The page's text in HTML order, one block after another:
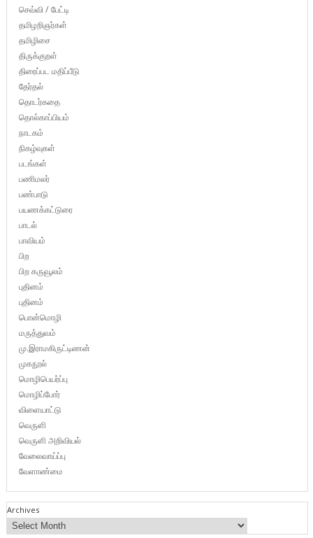
செவ்வி / பேட்டி
தமிழறிஞர்கள்
தமிழிசை
திருக்குறள்
திரைப்பட மதிப்பீடு
தேர்தல்
தொடர்கதை
தொல்காப்பியம்
நாடகம்
நிகழ்வுகள்
படங்கள்
பணிமலர்
பண்பாடு
பயணக்கட்டுரை
பாடல்
பாவியம்
பிற
பிற கருவூலம்
புதினம்
புதினம்
பொன்மொழி
மருத்துவம்
மு.இராமகிருட்டிணன்
முகநூல்
மொழிபெயர்ப்பு
மொழிப்போர்
விளையாட்டு
வெருளி
வெருளி அறிவியல்
வேலைவாய்ப்பு
வேளாண்மை
Archives